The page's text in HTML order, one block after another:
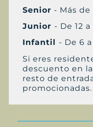
Senior - Más de
Junior - De 12 a
Infantil - De 6 a
Si eres
descuento en
resto de
promocionadas.